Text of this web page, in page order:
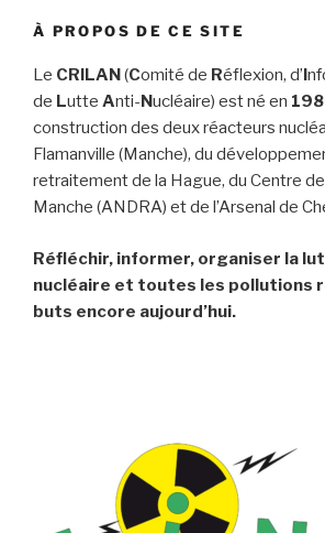
À PROPOS DE CE SITE
Le CRILAN(Comité de Réflexion, d’I
de Lutte Anti-Nucléaire) est né en
construction des deux réacteurs
Flamanville (Manche), du
retraitement de la Hague, du Centre
Manche (ANDRA) et de l’Arsenal de
Réfléchir, informer, organiser la
nucléaire et toutes les pollutions
buts encore aujourd’hui.